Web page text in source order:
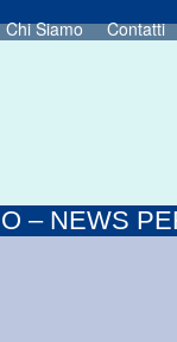
Chi Siamo Contatti
– NEWS